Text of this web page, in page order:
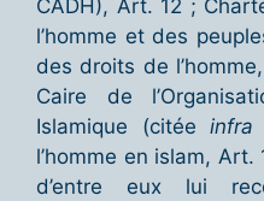
CADH), Art. 12 ;
l’homme et des
des droits de
Caire de
Islamique (citéeinfra
l’homme en islam,
d’entre eux lui